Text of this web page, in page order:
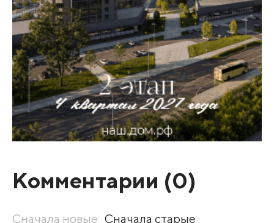
Комментарии (0)
Сначала новые Сначала старые